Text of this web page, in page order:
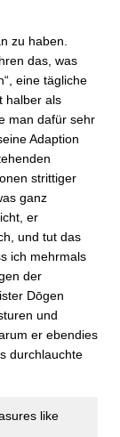
zu haben.
das, was
eine tägliche
halber als
man dafür sehr
Adaption
strittiger
ganz
er
und tut das
ich mehrmals
der
Dōgen
und
er ebendies
durchlauchte
like